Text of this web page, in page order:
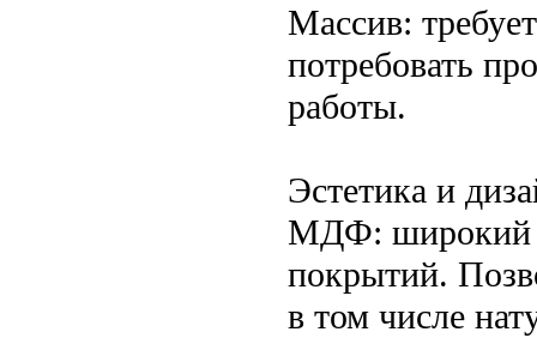
Массив:
потребовать
работы.
Эстетика и
МДФ: широкий
покрытий.
в том числе